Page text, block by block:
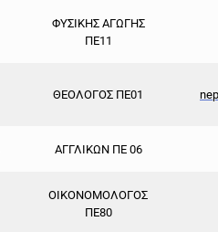
ΦΥΣΙΚΗΣ ΑΓΩΓΗΣ
ΠΕ11
ΘΕΟΛΟΓΟΣ ΠΕ01
ΑΓΓΛΙΚΩΝ ΠΕ 06
ΟΙΚΟΝΟΜΟΛΟΓΟΣ
ΠΕ80